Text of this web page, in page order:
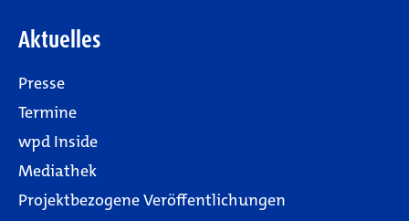
Aktuelles
Presse
Termine
wpd Inside
Mediathek
Projektbezogene Veröffentlichungen